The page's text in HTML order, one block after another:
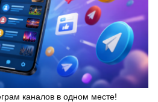
каналов в одном месте!